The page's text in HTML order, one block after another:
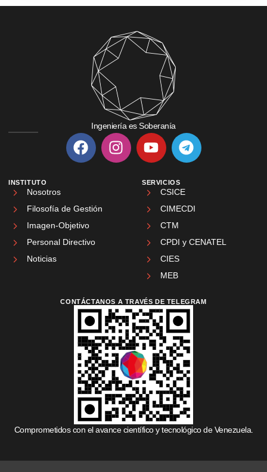
Ingeniería es Soberanía
INSTITUTO
Nosotros
Filosofía de Gestión
Imagen-Objetivo
Personal Directivo
Noticias
SERVICIOS
CSICE
CIMECDI
CTM
CPDI y CENATEL
CIES
MEB
CONTÁCTANOS A TRAVÉS DE TELEGRAM
Comprometidos con el avance científico y tecnológico de Venezuela.